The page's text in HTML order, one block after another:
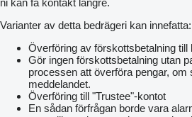
ni kan få kontakt längre.
Varianter av detta bedrägeri kan innefatta:
Överföring av förskottsbetalning till
Gör ingen förskottsbetalning utan
processen att överföra pengar, om
meddelandet.
Överföring till "Trustee"-kontot
En sådan förfrågan borde vara